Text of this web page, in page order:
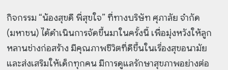
กิจกรรม “น้องสุขดี พี่สุขใจ” ที่ทางบริษัท ศุภาลัย จำกัด
(มหาชน) ได้ดำเนินการจัดขึ้นมาในครั้งนี้ เพื่อมุ่งหวังให้ลูก
หลานช่างก่อสร้าง มีคุณภาพชีวิตที่ดีขึ้นในเรื่องสุขอนามัย
และส่งเสริมให้เด็กทุกคน มีการดูแลรักษาสุขภาพอย่างต่อ